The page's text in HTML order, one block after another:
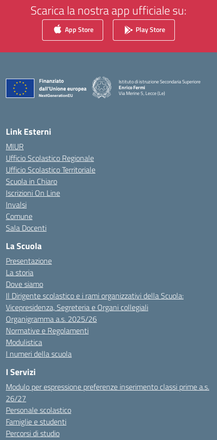
Scarica la nostra app ufficiale su:
App Store Play Store
Istituto di istruzione Secondaria Superiore
Enrico Fermi
Via Merine 5, Lecce (Le)
Link Esterni
MIUR
Ufficio Scolastico Regionale
Ufficio Scolastico Territoriale
Scuola in Chiaro
Iscrizioni On Line
Invalsi
Comune
Sala Docenti
La Scuola
Presentazione
La storia
Dove siamo
Il Dirigente scolastico e i rami organizzativi della Scuola:
Vicepresidenza, Segreteria e Organi collegiali
Organigramma a.s. 2025/26
Normative e Regolamenti
Modulistica
I numeri della scuola
I Servizi
Modulo per espressione preferenze inserimento classi prime a.s.
26/27
Personale scolastico
Famiglie e studenti
Percorsi di studio